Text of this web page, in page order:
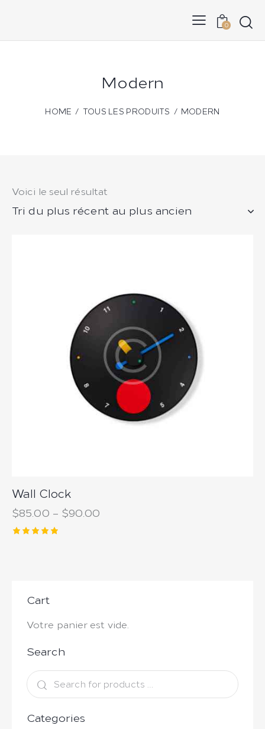
0
Modern
HOME TOUS LES PRODUITS MODERN
Voici le seul résultat
Wall Clock
$85.00 – $90.00
Cart
Votre panier est vide.
Search
Categories